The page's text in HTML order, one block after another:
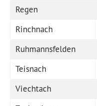
Regen
Rinchnach
Ruhmannsfelden
Teisnach
Viechtach